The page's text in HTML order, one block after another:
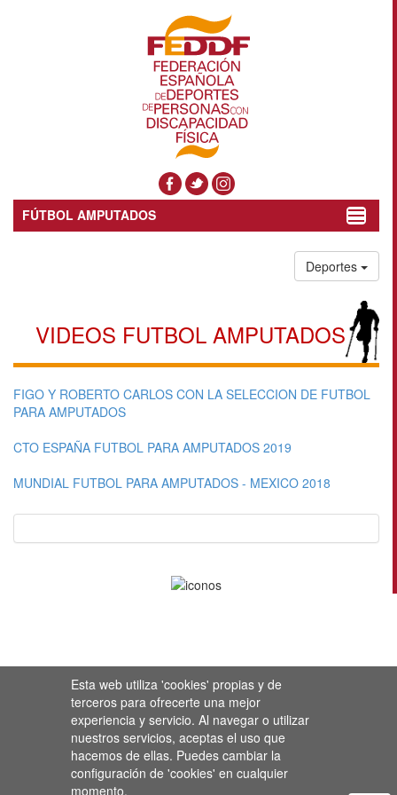
Esta web utiliza 'cookies' propias y de
terceros para ofrecerte una mejor
experiencia y servicio. Al navegar o utilizar
nuestros servicios, aceptas el uso que
hacemos de ellas. Puedes cambiar la
configuración de 'cookies' en cualquier
momento.
FÚTBOL AMPUTADOS
Toggle
Deportes
VIDEOS FUTBOL AMPUTADOS
FIGO Y ROBERTO CARLOS CON LA SELECCION DE FUTBOL
PARA AMPUTADOS
CTO ESPAÑA FUTBOL PARA AMPUTADOS 2019
MUNDIAL FUTBOL PARA AMPUTADOS - MEXICO 2018